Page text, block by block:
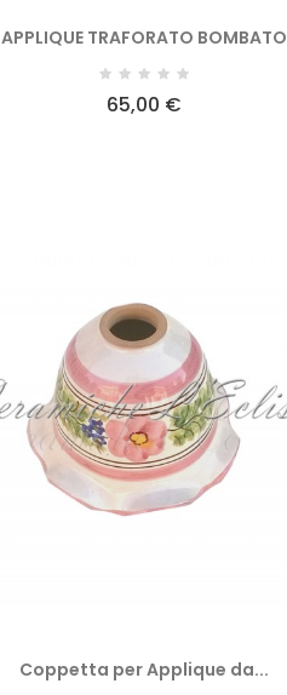
APPLIQUE TRAFORATO BOMBATO
65,00 €
Coppetta per Applique da...